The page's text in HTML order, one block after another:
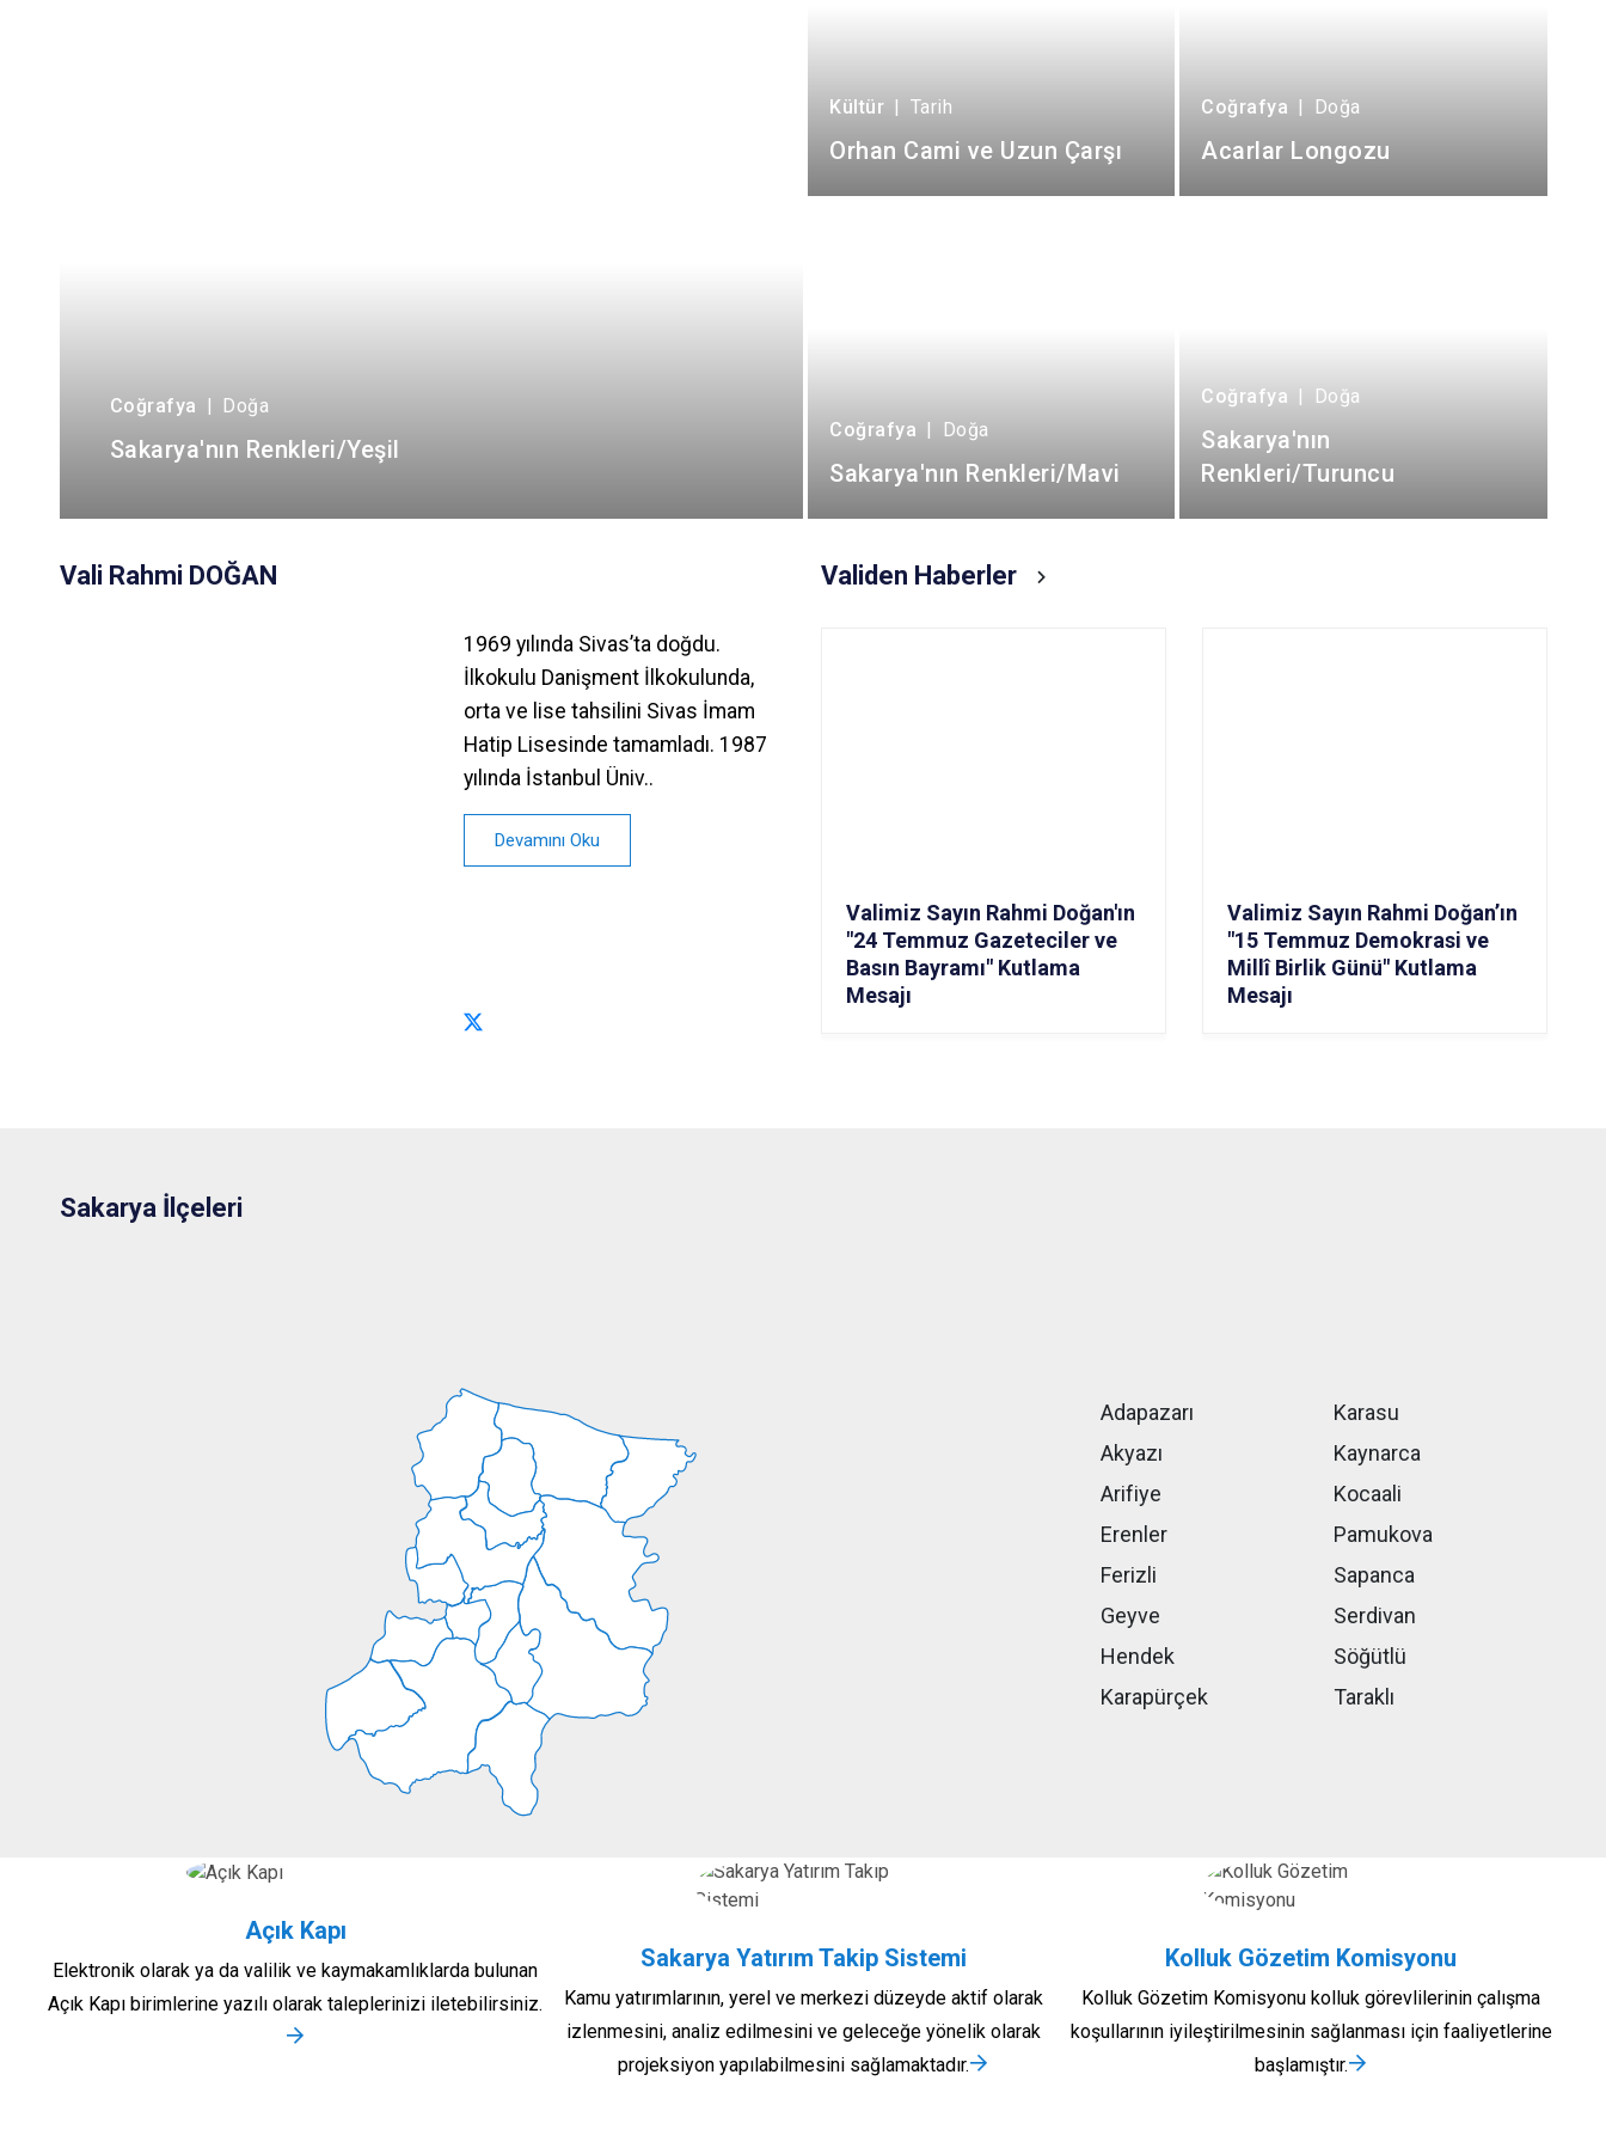
Coğrafya | Doğa
Sakarya'nın Renkleri/Yeşil
Kültür | Tarih
Orhan Cami ve Uzun Çarşı
Coğrafya | Doğa
Acarlar Longozu
Coğrafya | Doğa
Sakarya'nın Renkleri/Mavi
Coğrafya | Doğa
Sakarya'nın
Renkleri/Turuncu
Vali Rahmi DOĞAN
1969 yılında Sivas’ta doğdu.
İlkokulu Danişment İlkokulunda,
orta ve lise tahsilini Sivas İmam
Hatip Lisesinde tamamladı. 1987
yılında İstanbul Üniv..
Devamını Oku
Validen Haberler
Valimiz Sayın Rahmi Doğan'ın
"24 Temmuz Gazeteciler ve
Basın Bayramı" Kutlama
Mesajı
Valimiz Sayın Rahmi Doğan’ın
"15 Temmuz Demokrasi ve
Millî Birlik Günü" Kutlama
Mesajı
Sakarya İlçeleri
Adapazarı
Akyazı
Arifiye
Erenler
Ferizli
Geyve
Hendek
Karapürçek
Karasu
Kaynarca
Kocaali
Pamukova
Sapanca
Serdivan
Söğütlü
Taraklı
Açık Kapı
Elektronik olarak ya da valilik ve kaymakamlıklarda bulunan
Açık Kapı birimlerine yazılı olarak taleplerinizi iletebilirsiniz.
Sakarya Yatırım Takip Sistemi
Kamu yatırımlarının, yerel ve merkezi düzeyde aktif olarak
izlenmesini, analiz edilmesini ve geleceğe yönelik olarak
projeksiyon yapılabilmesini sağlamaktadır.
Kolluk Gözetim Komisyonu
Kolluk Gözetim Komisyonu kolluk görevlilerinin çalışma
koşullarının iyileştirilmesinin sağlanması için faaliyetlerine
başlamıştır.